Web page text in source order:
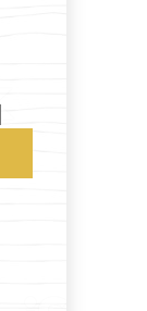
dovratnici